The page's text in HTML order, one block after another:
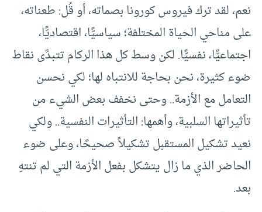
نعم، لقد ترك فيروس كورونا بصماته، أو قُل: طعناته،
على مناحي الحياة المختلفة؛ سياسيًّا، اقتصاديًّا،
اجتماعيًّا، نفسيًّا. لكن وسط كل هذا الركام تتبدَّى نقاط
ضوء كثيرة، نحن بحاجة للانتباه لها؛ لكي نحسن
التعامل مع الأزمة.. وحتى نخفف بعض الشيء من
تأثيراتها السلبية، وأهمها: التأثيرات النفسية.. ولكي
نعيد تشكيل المستقبل تشكيلاً صحيحًا، وعلى ضوء
الحاضر الذي ما زال يتشكل بفعل الأزمة التي لم تنتهِ
بعد.